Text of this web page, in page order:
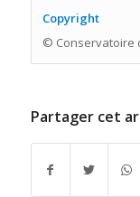
Copyright
© Conservatoire
Partager cet